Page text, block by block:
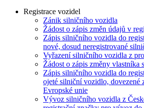
Registrace vozidel
Zánik silničního vozidla
Žádost o zápis změn údajů v
Zápis silničního vozidla do
nové, dosud neregistrované
Vyřazení silničního vozidla z
Žádost o zápis změny vlastníka
Zápis silničního vozidla do
ojeté silniční vozidlo, dovezené
Evropské unie
Vývoz silničního vozidla z